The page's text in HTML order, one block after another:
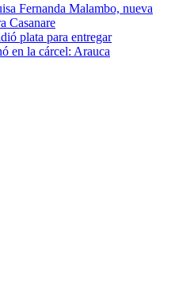
Fernanda Malambo, nueva
Casanare
plata para entregar
en la cárcel: Arauca